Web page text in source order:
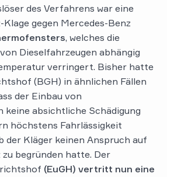
des Verfahrens war eine
gegen Mercedes-Benz
, welches die
Dieselfahrzeugen abhängig
verringert. Bisher hatte
(BGH) in ähnlichen Fällen
der Einbau von
keine absichtliche Schädigung
höchstens Fahrlässigkeit
der Kläger keinen Anspruch auf
begründen hatte. Der
(EuGH) vertritt nun eine